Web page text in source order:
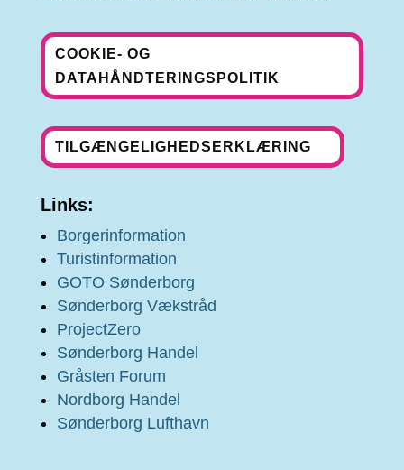
COOKIE- OG
DATAHÅNDTERINGSPOLITIK
TILGÆNGELIGHEDSERKLÆRING
Links:
Borgerinformation
Turistinformation
GOTO Sønderborg
Sønderborg Vækstråd
ProjectZero
Sønderborg Handel
Gråsten Forum
Nordborg Handel
Sønderborg Lufthavn